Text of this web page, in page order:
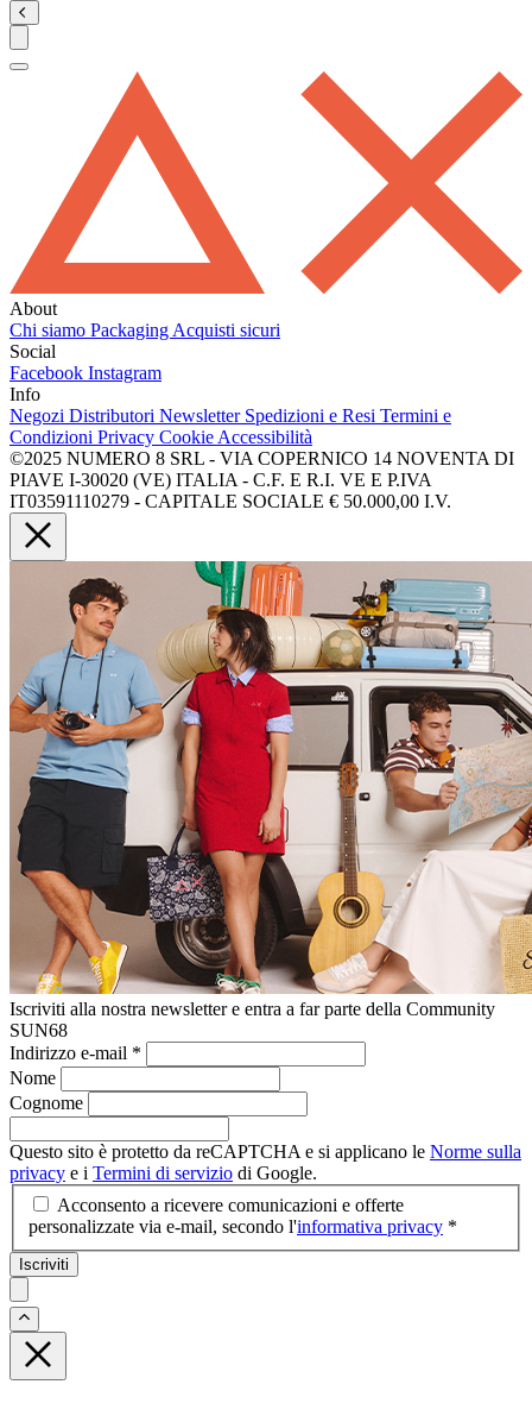
About
Chi siamo Packaging Acquisti sicuri
Social
Facebook Instagram
Info
Negozi Distributori Newsletter Spedizioni e Resi Termini e
Condizioni Privacy Cookie Accessibilità
©2025 NUMERO 8 SRL - VIA COPERNICO 14 NOVENTA DI
PIAVE I-30020 (VE) ITALIA - C.F. E R.I. VE E P.IVA
IT03591110279 - CAPITALE SOCIALE € 50.000,00 I.V.
Iscriviti alla nostra newsletter e entra a far parte della Community
SUN68
Indirizzo e-mail *
Nome
Cognome
Questo sito è protetto da reCAPTCHA e si applicano le Norme sulla
privacy e i Termini di servizio di Google.
Acconsento a ricevere comunicazioni e offerte
personalizzate via e-mail, secondo l'informativa privacy *
Iscriviti